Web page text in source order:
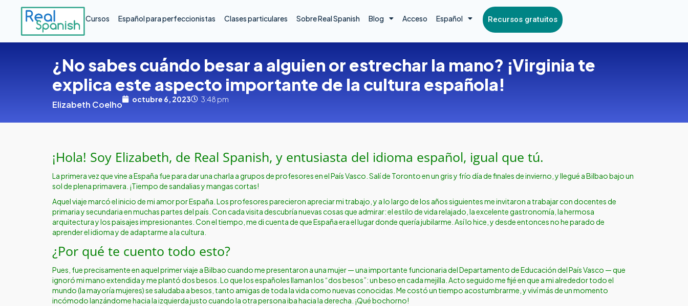
Cursos Español para perfeccionistas Clases particulares Sobre Real Spanish Blog Acceso Español Recursos gratuitos
¿No sabes cuándo besar a alguien or estrechar la mano? ¡Virginia te
explica este aspecto importante de la cultura española!
Elizabeth Coelho octubre 6, 2023 3:48 pm
¡Hola! Soy Elizabeth, de Real Spanish, y entusiasta del idioma español, igual que tú.
La primera vez que vine a España fue para dar una charla a grupos de profesores en el País Vasco. Salí de Toronto en un gris y frío día de finales de invierno, y llegué a Bilbao bajo un
sol de plena primavera. ¡Tiempo de sandalias y mangas cortas!
Aquel viaje marcó el inicio de mi amor por España. Los profesores parecieron apreciar mi trabajo, y a lo largo de los años siguientes me invitaron a trabajar con docentes de
primaria y secundaria en muchas partes del país. Con cada visita descubría nuevas cosas que admirar: el estilo de vida relajado, la excelente gastronomía, la hermosa
arquitectura y los paisajes impresionantes. Con el tiempo, me di cuenta de que España era el lugar donde quería jubilarme. Así lo hice, y desde entonces no he parado de
aprender el idioma y de adaptarme a la cultura.
¿Por qué te cuento todo esto?
Pues, fue precisamente en aquel primer viaje a Bilbao cuando me presentaron a una mujer — una importante funcionaria del Departamento de Educación del País Vasco — que
ignoró mi mano extendida y me plantó dos besos. Lo que los españoles llaman los “dos besos”: un beso en cada mejilla. Acto seguido me fijé en que a mi alrededor todo el
mundo (la mayoría mujeres) se saludaba a besos, tanto amigas de toda la vida como nuevas conocidas. Me costó un tiempo acostumbrarme, y viví más de un momento
incómodo lanzándome hacia la izquierda justo cuando la otra persona iba hacia la derecha. ¡Qué bochorno!